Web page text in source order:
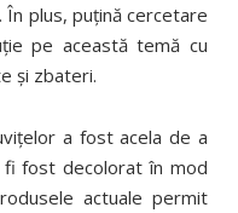
plus, puţină cercetare
pe această temă cu
şi zbateri.
a fost acela de a
fost decolorat în mod
actuale permit